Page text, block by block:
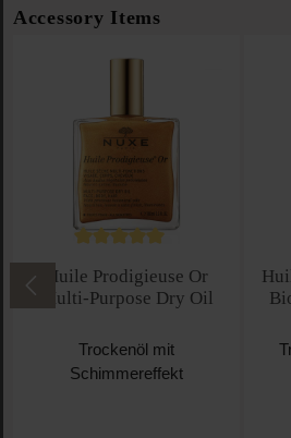
Produktgalerie überspringen
Accessory Items
Durchschnittliche
Huile Prodigieuse Or
Multi-Purpose Dry Oil
Trockenöl mit
Schimmereffekt